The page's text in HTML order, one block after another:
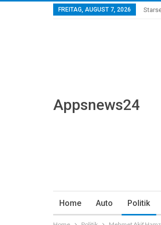
FREITAG, AUGUST 7, 2026
Appsnews24
Home Auto Politik